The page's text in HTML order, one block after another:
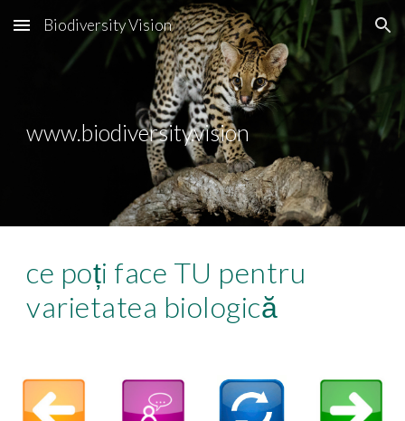
Skip to main content Skip to navigation
Biodiversity Vision
www.biodiversity.vision
ce poți face TU pentru
varietatea biologică